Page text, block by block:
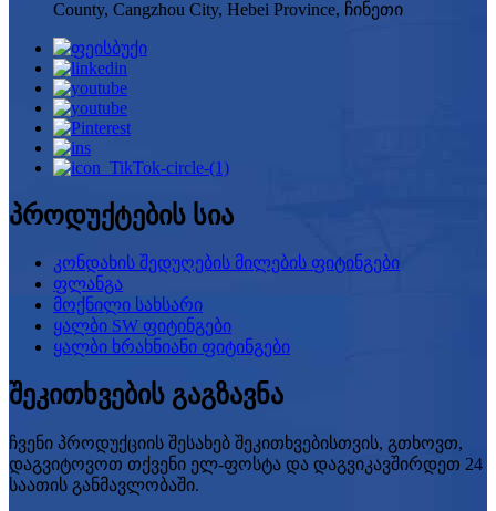
County, Cangzhou City, Hebei Province, ჩინეთი
პროდუქტების სია
კონდახის შედუღების მილების ფიტინგები
ფლანგა
მოქნილი სახსარი
ყალბი SW ფიტინგები
ყალბი ხრახნიანი ფიტინგები
შეკითხვების გაგზავნა
ჩვენი პროდუქციის შესახებ შეკითხვებისთვის, გთხოვთ,
დაგვიტოვოთ თქვენი ელ-ფოსტა და დაგვიკავშირდეთ 24
საათის განმავლობაში.